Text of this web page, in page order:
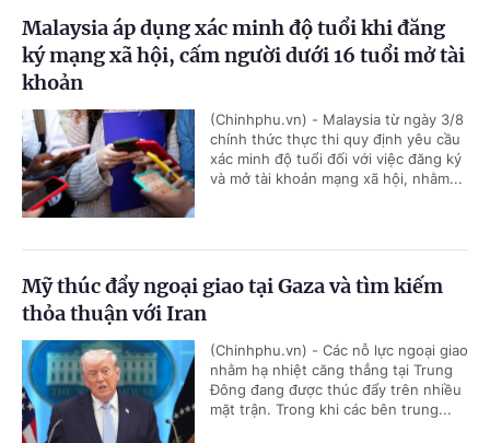
Malaysia áp dụng xác minh độ tuổi khi đăng
ký mạng xã hội, cấm người dưới 16 tuổi mở tài
khoản
(Chinhphu.vn) - Malaysia từ ngày 3/8
chính thức thực thi quy định yêu cầu
xác minh độ tuổi đối với việc đăng ký
và mở tài khoản mạng xã hội, nhằm...
Mỹ thúc đẩy ngoại giao tại Gaza và tìm kiếm
thỏa thuận với Iran
(Chinhphu.vn) - Các nỗ lực ngoại giao
nhằm hạ nhiệt căng thẳng tại Trung
Đông đang được thúc đẩy trên nhiều
mặt trận. Trong khi các bên trung...